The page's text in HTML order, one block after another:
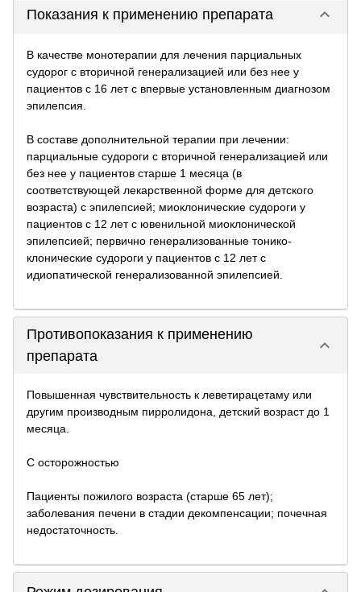
Показания к применению препарата keyboard_arrow_down
В качестве монотерапии для лечения парциальных
судорог с вторичной генерализацией или без нее у
пациентов с 16 лет с впервые установленным диагнозом
эпилепсия.
В составе дополнительной терапии при лечении:
парциальные судороги с вторичной генерализацией или
без нее у пациентов старше 1 месяца (в
соответствующей лекарственной форме для детского
возраста) с эпилепсией; миоклонические судороги у
пациентов с 12 лет с ювенильной миоклонической
эпилепсией; первично генерализованные тонико-
клонические судороги у пациентов с 12 лет с
идиопатической генерализованной эпилепсией.
Противопоказания к применению
препарата
keyboard_arrow_down
Повышенная чувствительность к леветирацетаму или
другим производным пирролидона, детский возраст до 1
месяца.
С осторожностью
Пациенты пожилого возраста (старше 65 лет);
заболевания печени в стадии декомпенсации; почечная
недостаточность.